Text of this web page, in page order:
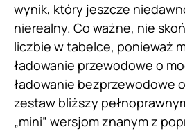
wynik, który jeszcze
nierealny. Co ważne, nie
liczbie w tabelce, ponieważ
ładowanie przewodowe o
ładowanie bezprzewodowe
zestaw bliższy
„mini” wersjom znanym z